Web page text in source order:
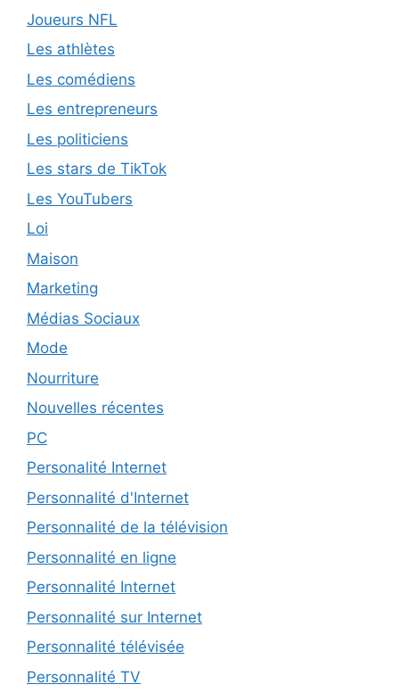
Joueurs NFL
Les athlètes
Les comédiens
Les entrepreneurs
Les politiciens
Les stars de TikTok
Les YouTubers
Loi
Maison
Marketing
Médias Sociaux
Mode
Nourriture
Nouvelles récentes
PC
Personalité Internet
Personnalité d'Internet
Personnalité de la télévision
Personnalité en ligne
Personnalité Internet
Personnalité sur Internet
Personnalité télévisée
Personnalité TV